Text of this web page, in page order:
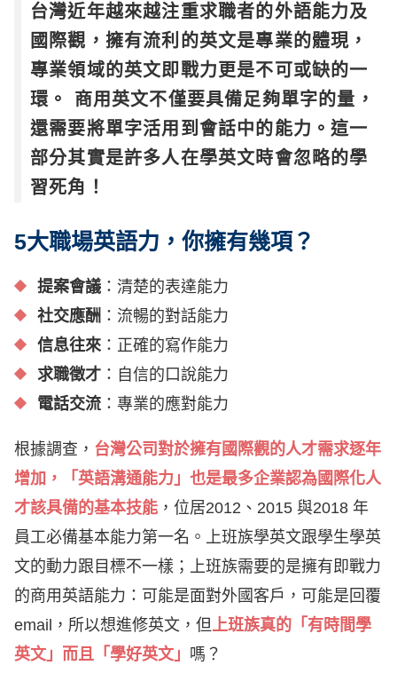
台灣近年越來越注重求職者的外語能力及
國際觀，擁有流利的英文是專業的體現，
專業領域的英文即戰力更是不可或缺的一
環。 商用英文不僅要具備足夠單字的量，
還需要將單字活用到會話中的能力。這一
部分其實是許多人在學英文時會忽略的學
習死角！
5大職場英語力，你擁有幾項？
提案會議 ：清楚的表達能力
社交應酬 ：流暢的對話能力
信息往來：正確的寫作能力
求職徵才 ：自信的口說能力
電話交流 ：專業的應對能力
根據調查， 台灣公司對於擁有國際觀的人才需求逐年
增加，「英語溝通能力」也是最多企業認為國際化人
才該具備的基本技能 ，位居2012、2015 與2018 年
員工必備基本能力第一名。上班族學英文跟學生學英
文的動力跟目標不一樣；上班族需要的是擁有即戰力
的商用英語能力：可能是面對外國客戶，可能是回覆
email，所以想進修英文，但上班族真的「有時間學
英文」而且「學好英文」 嗎？